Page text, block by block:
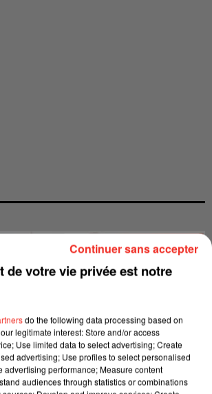
de votre vie privée est notre
do the following data processing based on
legitimate interest: Store and/or access
Use limited data to select advertising; Create
advertising; Use profiles to select personalised
advertising performance; Measure content
audiences through statistics or combinations
Continuer sans accepter